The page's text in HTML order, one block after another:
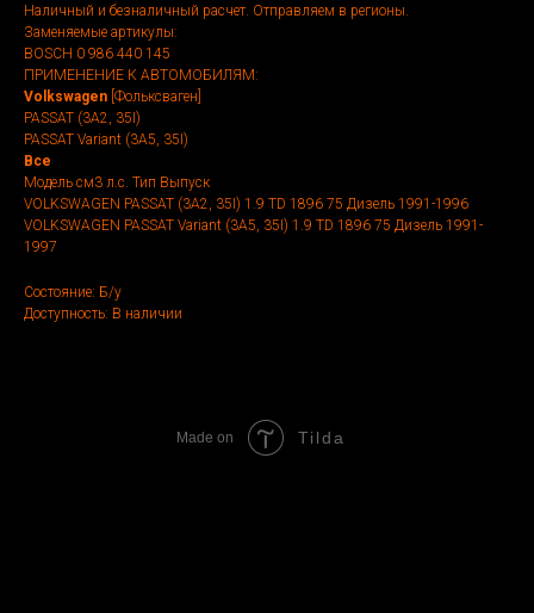
Наличный и безналичный расчет. Отправляем в регионы.
Заменяемые артикулы:
BOSCH 0 986 440 145
ПРИМЕНЕНИЕ К АВТОМОБИЛЯМ:
Volkswagen [Фольксваген]
PASSAT (3A2, 35I)
PASSAT Variant (3A5, 35I)
Все
Модель см3 л.с. Тип Выпуск
VOLKSWAGEN PASSAT (3A2, 35I) 1.9 TD 1896 75 Дизель 1991-1996
VOLKSWAGEN PASSAT Variant (3A5, 35I) 1.9 TD 1896 75 Дизель 1991-
1997
Состояние: Б/у
Доступность: В наличии
Made on Tilda